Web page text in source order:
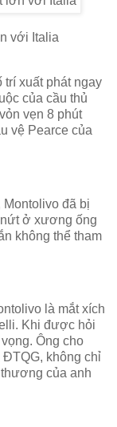
với Italia
xuất phát ngay
của cầu thủ
vẹn 8 phút
vệ Pearce của
đã bị
nứt ở xương ống
không thể tham
là mắt xích
Khi được hỏi
Ông cho
ĐTQG, không chỉ
của anh